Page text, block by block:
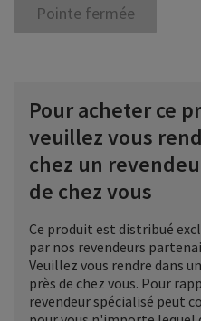
Pointe fermée
Pour acheter ce
veuillez vous
chez un
de chez vous
Ce produit est distribué
par nos revendeurs
Veuillez vous rendre dans
près de chez vous. Pour
revendeur spécialisé peut